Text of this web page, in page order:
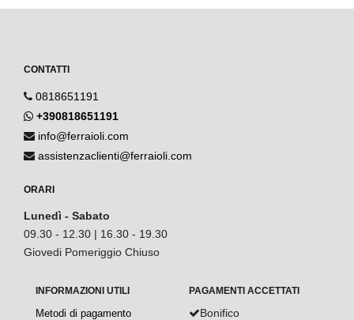
CONTATTI
0818651191
+390818651191
info@ferraioli.com
assistenzaclienti@ferraioli.com
ORARI
Lunedì - Sabato
09.30 - 12.30 | 16.30 - 19.30
Giovedi Pomeriggio Chiuso
INFORMAZIONI UTILI
Metodi di pagamento
PAGAMENTI ACCETTATI
Bonifico